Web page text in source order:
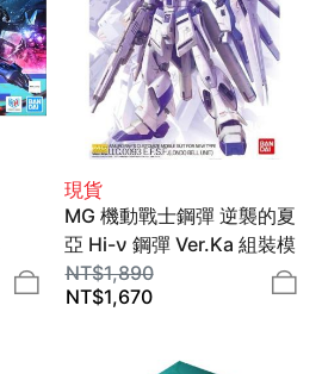
現貨
MG 機動戰士鋼彈 逆襲的夏
亞 Hi-ν 鋼彈 Ver.Ka 組裝模
型 1/100 BANDAI SPIRITS
NT$1,890
NT$1,670